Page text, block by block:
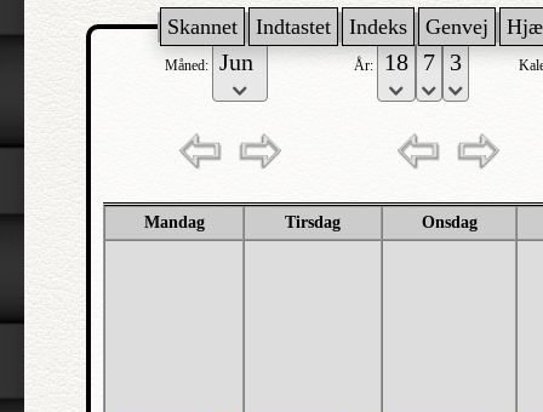
Skannet Indtastet Indeks Genvej
Måned: År:
Mandag Tirsdag Onsdag